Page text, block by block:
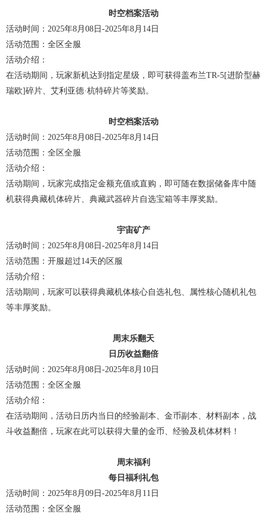
时空档案活动
活动时间：2025年8月08日-2025年8月14日
活动范围：全区全服
活动介绍：
在活动期间，玩家新机达到指定星级，即可获得盖布兰TR-5[进阶型赫
瑞欧]碎片、艾利亚德·杭特碎片等奖励。
时空档案活动
活动时间：2025年8月08日-2025年8月14日
活动范围：全区全服
活动介绍：
活动期间，玩家完成指定金额充值或直购，即可随在数据储备库中随
机获得典藏机体碎片、典藏武器碎片自选宝箱等丰厚奖励。
宇宙矿产
活动时间：2025年8月08日-2025年8月14日
活动范围：开服超过14天的区服
活动介绍：
活动期间，玩家可以获得典藏机体核心自选礼包、属性核心随机礼包
等丰厚奖励。
周末乐翻天
日历收益翻倍
活动时间：2025年8月08日-2025年8月10日
活动范围：全区全服
活动介绍：
在活动期间，活动日历内当日的经验副本、金币副本、材料副本，战
斗收益翻倍，玩家在此可以获得大量的金币、经验及机体材料！
周末福利
每日福利礼包
活动时间：2025年8月09日-2025年8月11日
活动范围：全区全服